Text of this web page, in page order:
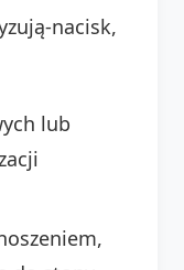
nacisk,
lub